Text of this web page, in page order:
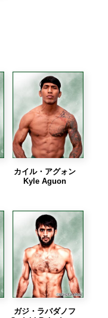
カイル・アグォン
Kyle Aguon
ガジ・ラバダノフ